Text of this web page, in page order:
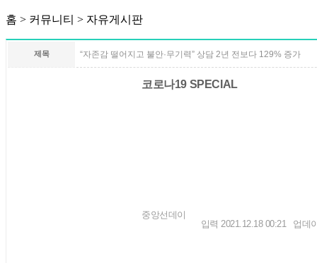
홈 > 커뮤니티 > 자유게시판
제목 “자존감 떨어지고 불안·무기력” 상담 2년 전보다 129% 증가
코로나19 SPECIAL
중앙선데이
입력 2021.12.18 00:21
업데